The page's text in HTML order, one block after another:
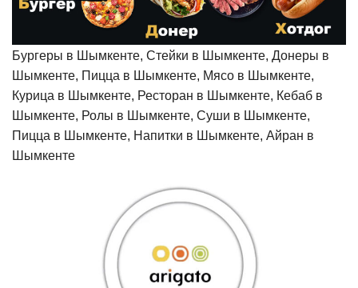
Бургеры в Шымкенте, Стейки в Шымкенте, Донеры в
Шымкенте, Пицца в Шымкенте, Мясо в Шымкенте,
Курица в Шымкенте, Ресторан в Шымкенте, Кебаб в
Шымкенте, Ролы в Шымкенте, Суши в Шымкенте,
Пицца в Шымкенте, Напитки в Шымкенте, Айран в
Шымкенте